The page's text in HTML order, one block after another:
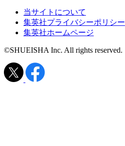
当サイトについて
集英社プライバシーポリシー
集英社ホームページ
©SHUEISHA Inc. All rights reserved.